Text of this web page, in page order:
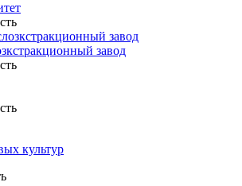
завод
культур